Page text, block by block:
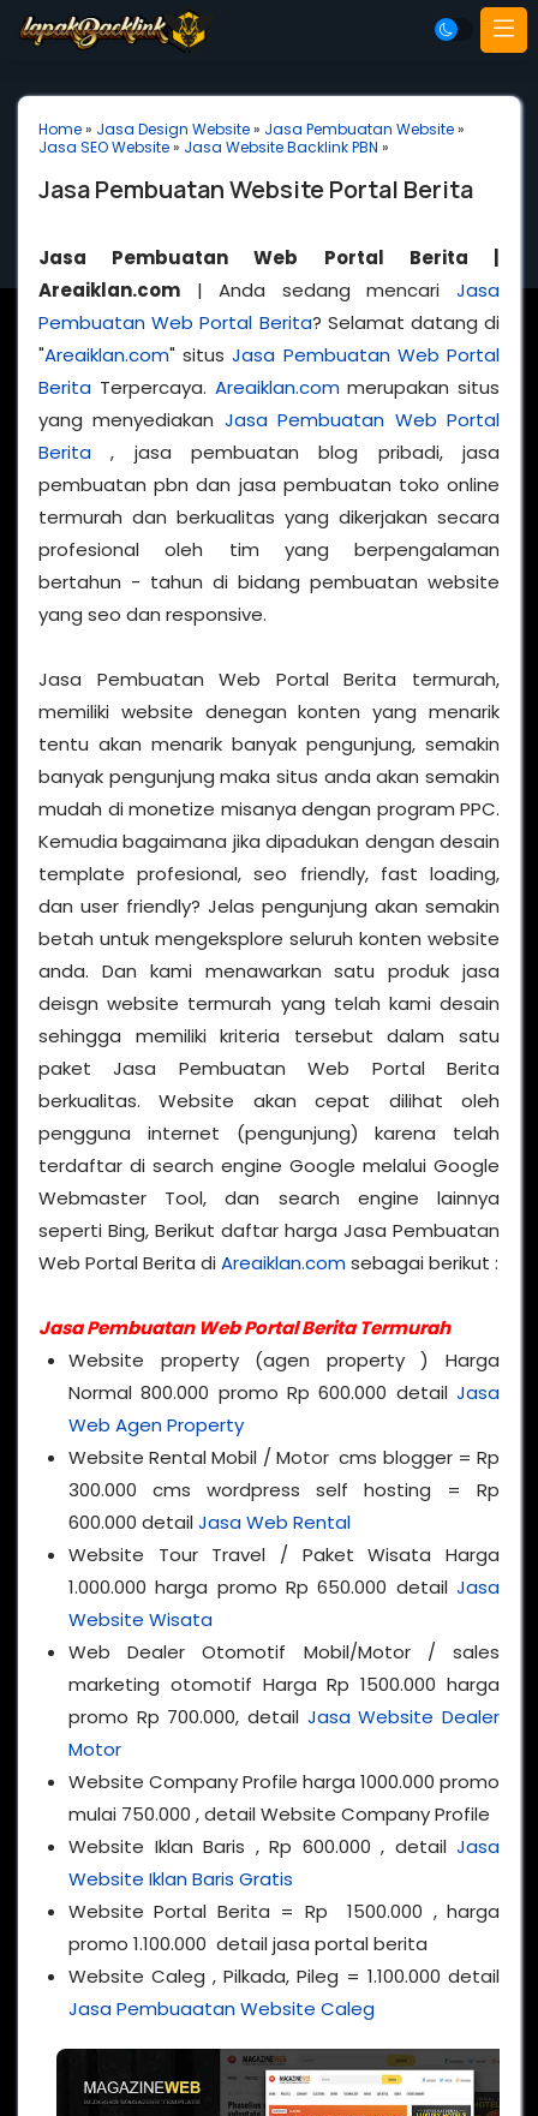
Home» Jasa Design Website» Jasa Pembuatan Website»
Jasa SEO Website» Jasa Website Backlink PBN »
Jasa Pembuatan Website Portal Berita
Jasa Pembuatan Web Portal Berita |
Areaiklan.com | Anda sedang mencari Jasa
Pembuatan Web Portal Berita? Selamat datang di
"Areaiklan.com" situsJasa Pembuatan Web Portal
Berita Terpercaya. Areaiklan.commerupakan situs
yang menyediakan Jasa Pembuatan Web Portal
Berita , jasa pembuatan blog pribadi, jasa
pembuatan pbn dan jasa pembuatan toko online
termurah dan berkualitas yang dikerjakan secara
profesional oleh tim yang berpengalaman
bertahun - tahun di bidang pembuatan website
yang seo dan responsive.
Jasa Pembuatan Web Portal Berita termurah,
memiliki website denegan konten yang menarik
tentu akan menarik banyak pengunjung, semakin
banyak pengunjung maka situs anda akan semakin
mudah di monetize misanya dengan program PPC.
Kemudia bagaimana jika dipadukan dengan desain
template profesional, seo friendly, fast loading,
dan user friendly? Jelas pengunjung akan semakin
betah untuk mengeksplore seluruh konten website
anda. Dan kami menawarkan satu produk jasa
deisgn website termurah yang telah kami desain
sehingga memiliki kriteria tersebut dalam satu
paket Jasa Pembuatan Web Portal Berita
berkualitas. Website akan cepat dilihat oleh
pengguna internet (pengunjung) karena telah
terdaftar di search engine Google melalui Google
Webmaster Tool, dan search engine lainnya
seperti Bing, Berikut daftar harga Jasa Pembuatan
Web Portal Berita diAreaiklan.comsebagai berikut :
Jasa Pembuatan Web Portal Berita Termurah
Website property (agen property ) Harga
Normal 800.000 promo Rp 600.000 detail Jasa
Web Agen Property
Website Rental Mobil / Motor cms blogger = Rp
300.000 cms wordpress self hosting = Rp
600.000 detailJasa Web Rental
Website Tour Travel / Paket Wisata Harga
1.000.000 harga promo Rp 650.000 detail Jasa
Website Wisata
Web Dealer Otomotif Mobil/Motor / sales
marketing otomotif Harga Rp 1500.000 harga
promo Rp 700.000, detail Jasa Website Dealer
Motor
Website Company Profile harga 1000.000 promo
mulai 750.000 , detail Website Company Profile
Website Iklan Baris , Rp 600.000 , detail Jasa
Website Iklan Baris Gratis
Website Portal Berita = Rp 1500.000 , harga
promo 1.100.000 detail jasa portal berita
Website Caleg , Pilkada, Pileg = 1.100.000 detail
Jasa Pembuaatan Website Caleg